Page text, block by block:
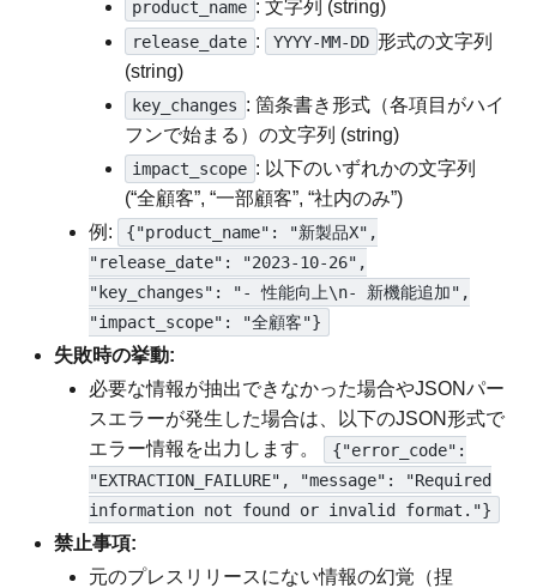
product_name : 文字列 (string)
release_date : YYYY-MM-DD 形式の文字列
(string)
key_changes : 箇条書き形式（各項目がハイ
フンで始まる）の文字列 (string)
impact_scope : 以下のいずれかの文字列
(“全顧客”, “一部顧客”, “社内のみ”)
例:
{"product_name": "新製品X",
"release_date": "2023-10-26",
"key_changes": "- 性能向上\n- 新機能追加",
"impact_scope": "全顧客"}
失敗時の挙動:
必要な情報が抽出できなかった場合やJSONパー
スエラーが発生した場合は、以下のJSON形式で
エラー情報を出力します。
{"error_code":
"EXTRACTION_FAILURE", "message": "Required
information not found or invalid format."}
禁止事項:
元のプレスリリースにない情報の幻覚（捏